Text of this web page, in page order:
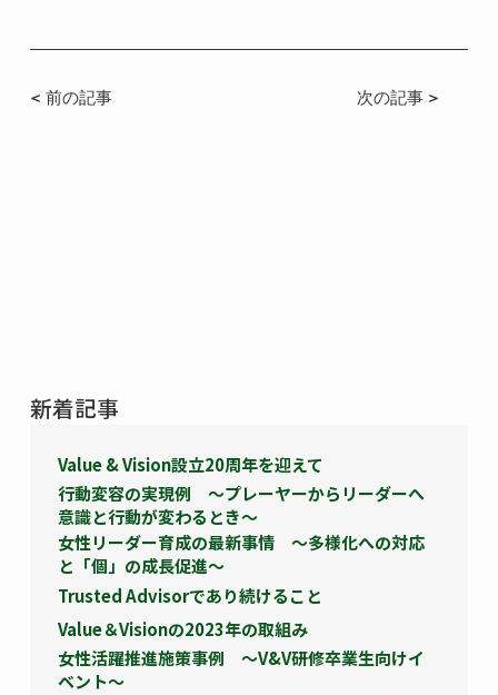
Value & Vision設立20周年を迎えて
行動変容の実現例 ～プレーヤーからリーダーへ
意識と行動が変わるとき～
女性リーダー育成の最新事情 ～多様化への対応
と「個」の成長促進～
Trusted Advisorであり続けること
Value＆Visionの2023年の取組み
女性活躍推進施策事例 ～V&V研修卒業生向けイ
ベント～
新着記事
< 前の記事 次の記事 >